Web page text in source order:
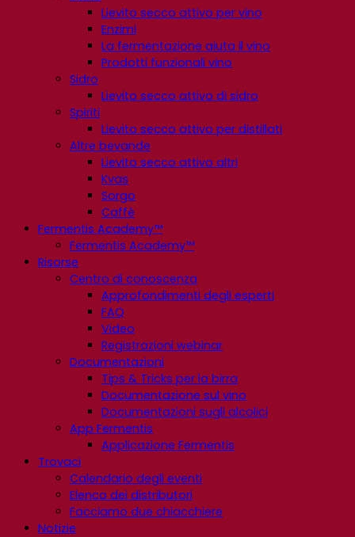
Lievito secco attivo per vino
Enzimi
La fermentazione aiuta il vino
Prodotti funzionali vino
Sidro
Lievito secco attivo di sidro
Spiriti
Lievito secco attivo per distillati
Altre bevande
Lievito secco attivo altri
Kvas
Sorgo
Caffè
Fermentis Academy™
Fermentis Academy™
Risorse
Centro di conoscenza
Approfondimenti degli esperti
FAQ
Video
Registrazioni webinar
Documentazioni
Tips & Tricks per la birra
Documentazione sul vino
Documentazioni sugli alcolici
App Fermentis
Applicazione Fermentis
Trovaci
Calendario degli eventi
Elenco dei distributori
Facciamo due chiacchiere
Notizie